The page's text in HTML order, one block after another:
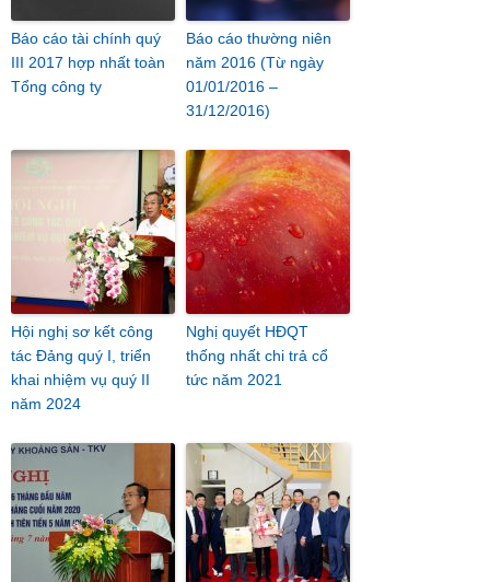
Báo cáo tài chính quý
III 2017 hợp nhất toàn
Tổng công ty
Báo cáo thường niên
năm 2016 (Từ ngày
01/01/2016 –
31/12/2016)
Hội nghị sơ kết công
tác Đảng quý I, triển
khai nhiệm vụ quý II
năm 2024
Nghị quyết HĐQT
thống nhất chi trả cổ
tức năm 2021